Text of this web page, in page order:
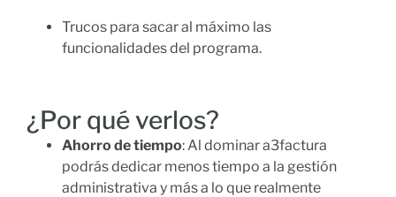
Trucos para sacar al máximo las
funcionalidades del programa.
¿Por qué verlos?
Ahorro de tiempo: Al dominar a3factura
podrás dedicar menos tiempo a la gestión
administrativa y más a lo que realmente